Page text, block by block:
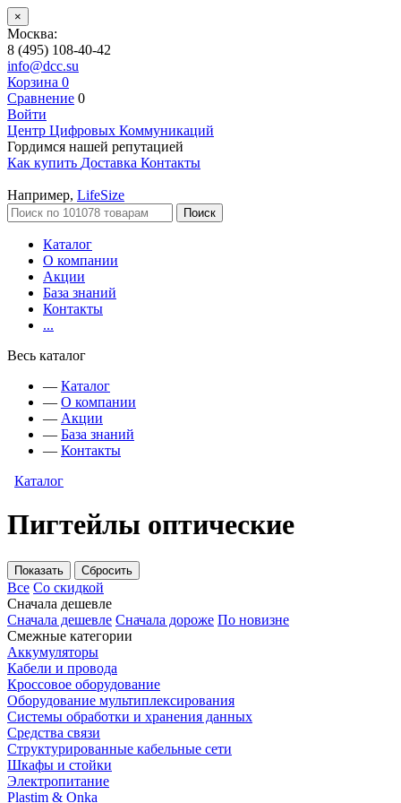
×
Москва:
8 (495) 108-40-42
info@dcc.su
Корзина 0
Сравнение 0
Войти
Центр Цифровых Коммуникаций
Гордимся нашей репутацией
Как купить Доставка Контакты
Например, LifeSize
Поиск
Каталог
О компании
Акции
База знаний
Контакты
...
Весь каталог
— Каталог
— О компании
— Акции
— База знаний
— Контакты
Каталог
Пигтейлы оптические
Все Со скидкой
Сначала дешевле
Сначала дешевле Сначала дороже По новизне
Смежные категории
Аккумуляторы
Кабели и провода
Кроссовое оборудование
Оборудование мультиплексирования
Системы обработки и хранения данных
Средства связи
Структурированные кабельные сети
Шкафы и стойки
Электропитание
Plastim & Onka